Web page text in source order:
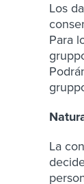
Los
Para
La